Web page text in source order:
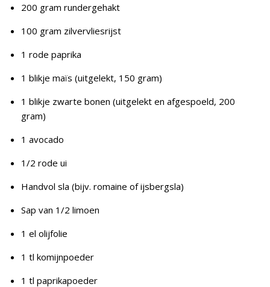
200 gram rundergehakt
100 gram zilvervliesrijst
1 rode paprika
1 blikje maïs (uitgelekt, 150 gram)
1 blikje zwarte bonen (uitgelekt en afgespoeld, 200
gram)
1 avocado
1/2 rode ui
Handvol sla (bijv. romaine of ijsbergsla)
Sap van 1/2 limoen
1 el olijfolie
1 tl komijnpoeder
1 tl paprikapoeder